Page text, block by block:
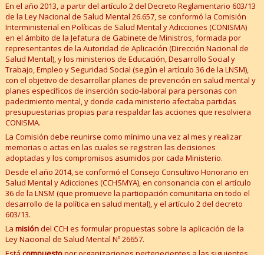
En el año 2013, a partir del artículo 2 del Decreto Reglamentario 603/13
de la Ley Nacional de Salud Mental 26.657, se conformó la Comisión
Interministerial en Políticas de Salud Mental y Adicciones (CONISMA)
en el ámbito de la Jefatura de Gabinete de Ministros, formada por
representantes de la Autoridad de Aplicación (Dirección Nacional de
Salud Mental), y los ministerios de Educación, Desarrollo Social y
Trabajo, Empleo y Seguridad Social (según el artículo 36 de la LNSM),
con el objetivo de desarrollar planes de prevención en salud mental y
planes específicos de inserción socio-laboral para personas con
padecimiento mental, y donde cada ministerio afectaba partidas
presupuestarias propias para respaldar las acciones que resolviera
CONISMA.
La Comisión debe reunirse como mínimo una vez al mes y realizar
memorias o actas en las cuales se registren las decisiones
adoptadas y los compromisos asumidos por cada Ministerio.
Desde el año 2014, se conformó el Consejo Consultivo Honorario en
Salud Mental y Adicciones (CCHSMYA), en consonancia con el artículo
36 de la LNSM (que promueve la participación comunitaria en todo el
desarrollo de la política en salud mental), y el artículo 2 del decreto
603/13.
La misióndel CCH es formular propuestas sobre la aplicación de la
Ley Nacional de Salud Mental Nº 26657.